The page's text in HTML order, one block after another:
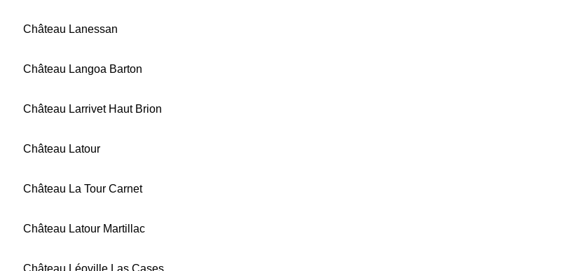
Château Lanessan
Château Langoa Barton
Château Larrivet Haut Brion
Château Latour
Château La Tour Carnet
Château Latour Martillac
Château Léoville Las Cases